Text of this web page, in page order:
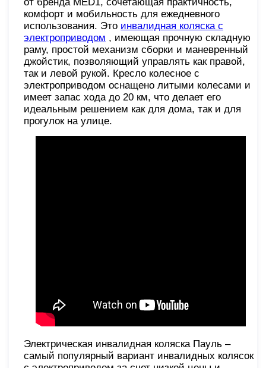
от бренда MED1, сочетающая практичность,
комфорт и мобильность для ежедневного
использования. Это инвалидная коляска с
электроприводом , имеющая прочную складную
раму, простой механизм сборки и маневренный
джойстик, позволяющий управлять как правой,
так и левой рукой. Кресло колесное с
электроприводом оснащено литыми колесами и
имеет запас хода до 20 км, что делает его
идеальным решением как для дома, так и для
прогулок на улице.
Электрическая инвалидная коляска Пауль –
самый популярный вариант инвалидных колясок